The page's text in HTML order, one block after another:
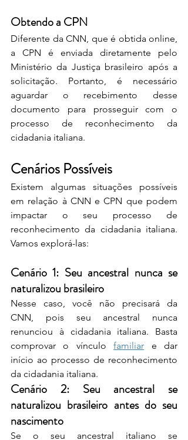
Obtendo a CPN
Diferente da CNN, que é obtida online,
a CPN é enviada diretamente pelo
Ministério da Justiça brasileiro após a
solicitação. Portanto, é necessário
aguardar o recebimento desse
documento para prosseguir com o
processo de reconhecimento da
cidadania italiana.
Cenários Possíveis
Existem algumas situações possíveis
em relação à CNN e CPN que podem
impactar o seu processo de
reconhecimento da cidadania italiana.
Vamos explorá-las:
Cenário 1: Seu ancestral nunca se
naturalizou brasileiro
Nesse caso, você não precisará da
CNN, pois seu ancestral nunca
renunciou à cidadania italiana. Basta
comprovar o vínculo familiar e dar
início ao processo de reconhecimento
da cidadania italiana.
Cenário 2: Seu ancestral se
naturalizou brasileiro antes do seu
nascimento
Se o seu ancestral italiano se